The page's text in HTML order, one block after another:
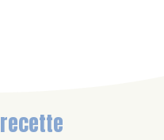
recette